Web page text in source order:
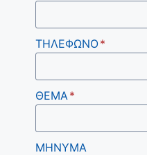
ΤΗΛΕΦΩΝΟ*
ΘΕΜΑ *
ΜΗΝΥΜΑ